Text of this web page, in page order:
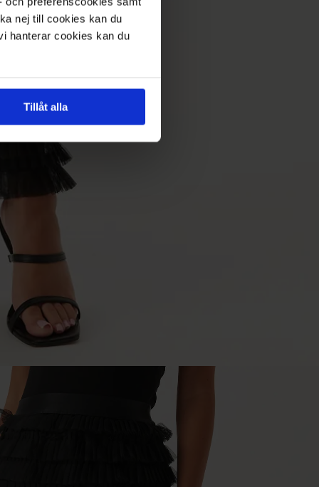
nej till cookies kan du
hanterar cookies kan du
Tillåt alla